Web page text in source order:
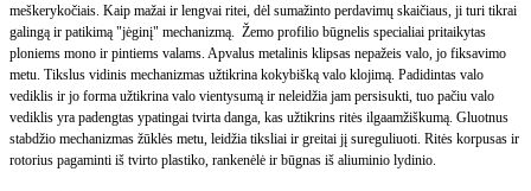
meškerykočiais. Kaip mažai ir lengvai ritei, dėl sumažinto perdavimų skaičiaus, ji turi tikrai
galingą ir patikimą "jėginį" mechanizmą. Žemo profilio būgnelis specialiai pritaikytas
ploniems mono ir pintiems valams. Apvalus metalinis klipsas nepažeis valo, jo fiksavimo
metu. Tikslus vidinis mechanizmas užtikrina kokybišką valo klojimą. Padidintas valo
vediklis ir jo forma užtikrina valo vientysumą ir neleidžia jam persisukti, tuo pačiu valo
vediklis yra padengtas ypatingai tvirta danga, kas užtikrins ritės ilgaamžiškumą. Gluotnus
stabdžio mechanizmas žūklės metu, leidžia tiksliai ir greitai jį sureguliuoti. Ritės korpusas ir
rotorius pagaminti iš tvirto plastiko, rankenėlė ir būgnas iš aliuminio lydinio.